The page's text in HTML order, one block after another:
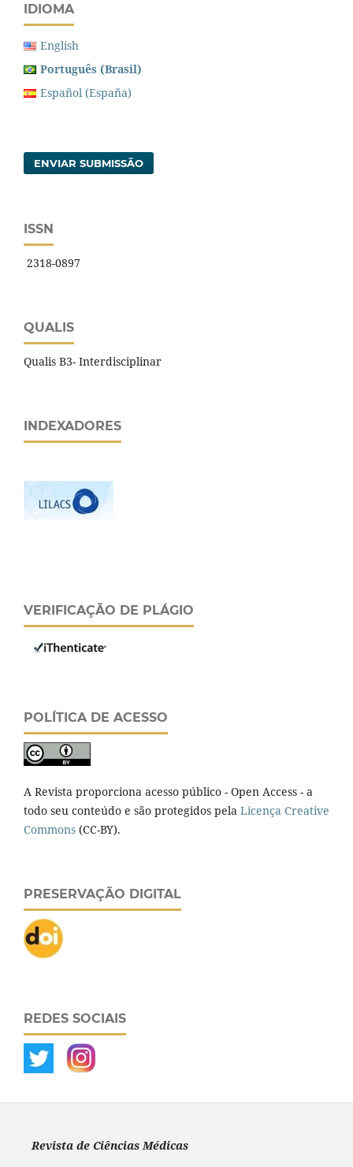
IDIOMA
English
Português (Brasil)
Español (España)
ENVIAR SUBMISSÃO
ISSN
2318-0897
QUALIS
Qualis B3- Interdisciplinar
INDEXADORES
VERIFICAÇÃO DE PLÁGIO
POLÍTICA DE ACESSO
A Revista proporciona acesso público - Open Access - a
todo seu conteúdo e são protegidos pela Licença Creative
Commons (CC-BY).
PRESERVAÇÃO DIGITAL
REDES SOCIAIS
Revista de Ciências Médicas